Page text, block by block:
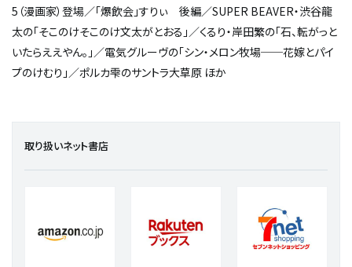
5（漫画家）登場／「爆飲会」すりぃ 後編／SUPER BEAVER・渋谷龍
太の「そこのけそこのけ文太がとおる」／くるり・岸田繁の「石、転がっと
いたらええやん。」／電気グルーヴの「シン・メロン牧場──花嫁とパイ
プのけむり」／ポルカ雫のサントラ大草原 ほか
取り扱いネット書店